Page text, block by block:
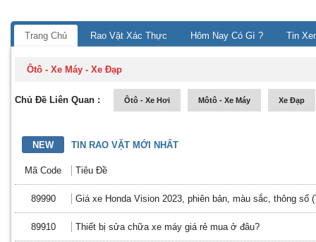
Trang Chủ Rao Vặt Xác Thực Hôm Nay Có Gì ? Tin
Ôtô - Xe Máy - Xe Đạp
Chủ Đề Liên Quan : Ôtô - Xe Hơi Môtô - Xe Máy Xe Đạp
NEW TIN RAO VẶT MỚI NHẤT
Mã Code Tiêu Đề
89990 Giá xe Honda Vision 2023, phiên bản, màu sắc, thông số
89910 Thiết bị sửa chữa xe máy giá rẻ mua ở đâu?